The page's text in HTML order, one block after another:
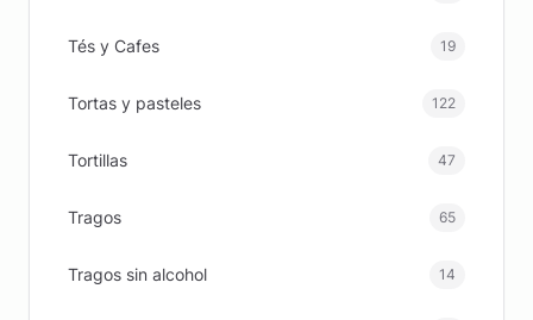
Tés y Cafes 19
Tortas y pasteles 122
Tortillas 47
Tragos 65
Tragos sin alcohol 14